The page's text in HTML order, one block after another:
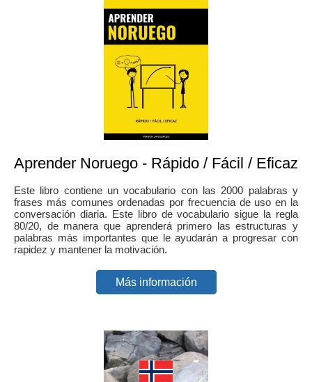
Aprender Noruego - Rápido / Fácil / Eficaz
Este libro contiene un vocabulario con las 2000 palabras y
frases más comunes ordenadas por frecuencia de uso en la
conversación diaria. Este libro de vocabulario sigue la regla
80/20, de manera que aprenderá primero las estructuras y
palabras más importantes que le ayudarán a progresar con
rapidez y mantener la motivación.
Más información